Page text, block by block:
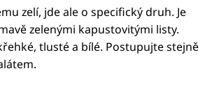
zelí, jde ale o specifický druh. Je
zelenými kapustovitými listy.
tlusté a bílé. Postupujte stejně